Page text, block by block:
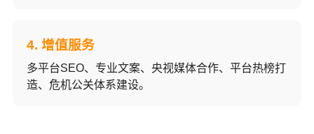
4. 增值服务
多平台SEO、专业文案、央视媒体合作、平台热榜打
造、危机公关体系建设。